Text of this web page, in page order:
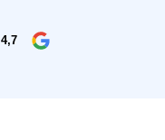
4,7